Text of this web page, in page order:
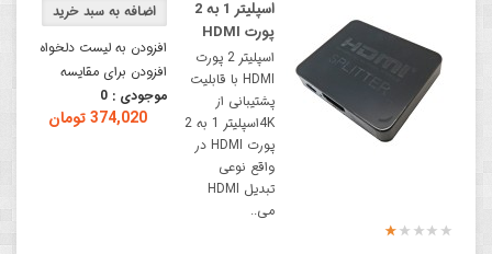
افزودن به لیست دلخواه
افزودن برای مقایسه
موجودی : 0
374,020 تومان
اسپلیتر 1 به 2
پورت HDMI
اسپلیتر 2 پورت
HDMI با قابلیت
پشتیبانی از
4Kاسپلیتر 1 به 2
پورت HDMI در
واقع نوعی
تبدیل HDMI
می..